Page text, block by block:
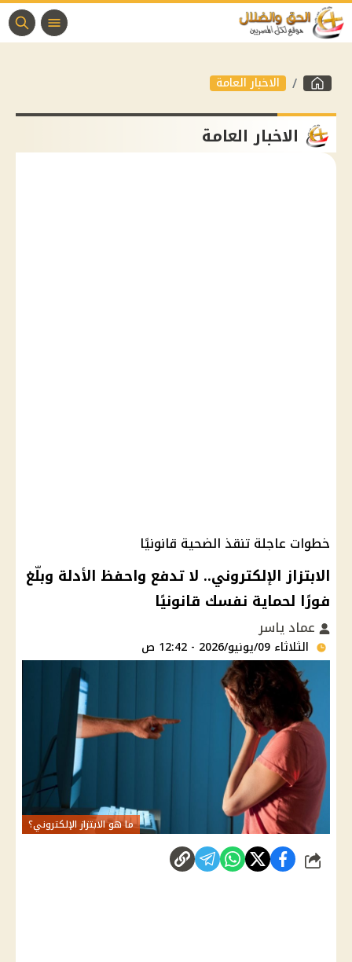
الاخبار العامة
الاخبار العامة
خطوات عاجلة تنقذ الضحية قانونيًا
الابتزاز الإلكتروني.. لا تدفع واحفظ الأدلة وبلّغ
فورًا لحماية نفسك قانونيًا
عماد ياسر
الثلاثاء 09/يونيو/2026 - 12:42 ص
ما هو الابتزاز الإلكتروني؟
شارك